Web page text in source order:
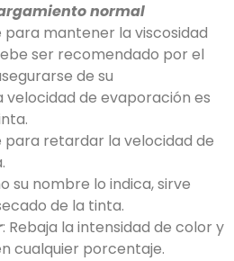
normal
para mantener la viscosidad
ser recomendado por el
de su
velocidad de evaporación es
para retardar la velocidad de
su nombre lo indica, sirve
de la tinta.
: Rebaja la intensidad de color y
cualquier porcentaje.